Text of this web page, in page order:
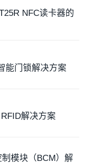
NFC读卡器的
能门锁解决方案
解决方案
模块（BCM）解